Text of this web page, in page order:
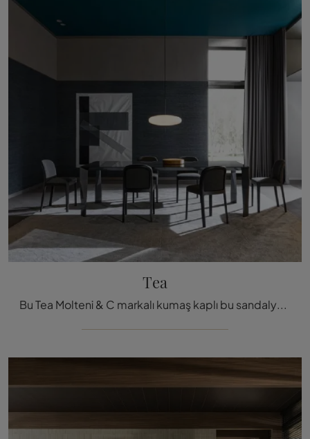
Tea
Bu Tea Molteni & C markalı kumaş kaplı bu sandalye ile mekanlarınızı değerlendirebilirsiniz.